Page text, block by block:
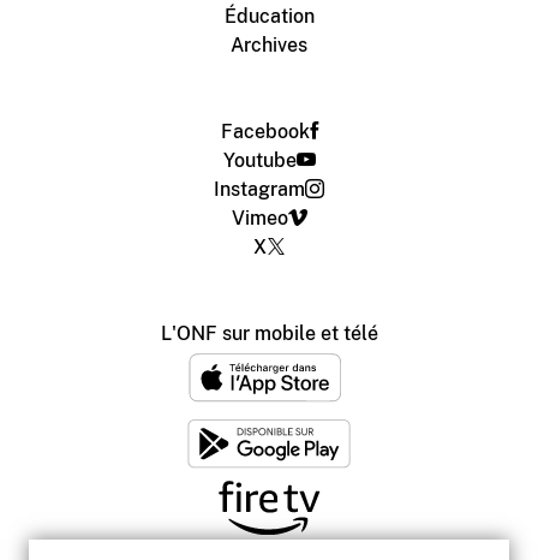
Éducation
Archives
Facebook
Youtube
Instagram
Vimeo
X
L'ONF sur mobile et télé